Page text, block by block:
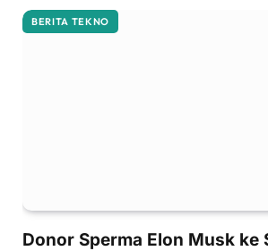
BERITA TEKNO
Donor Sperma Elon Musk ke